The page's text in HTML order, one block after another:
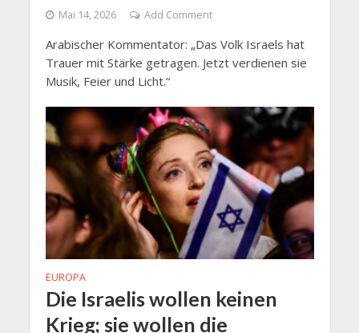
Mai 14, 2026 Add Comment
Arabischer Kommentator: „Das Volk Israels hat
Trauer mit Stärke getragen. Jetzt verdienen sie
Musik, Feier und Licht.“
EUROPA
Die Israelis wollen keinen
Krieg; sie wollen die